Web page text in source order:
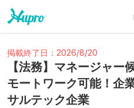
掲載終了日：2026/8/20
【法務】マネージャー
モートワーク可能！企
サルテック企業